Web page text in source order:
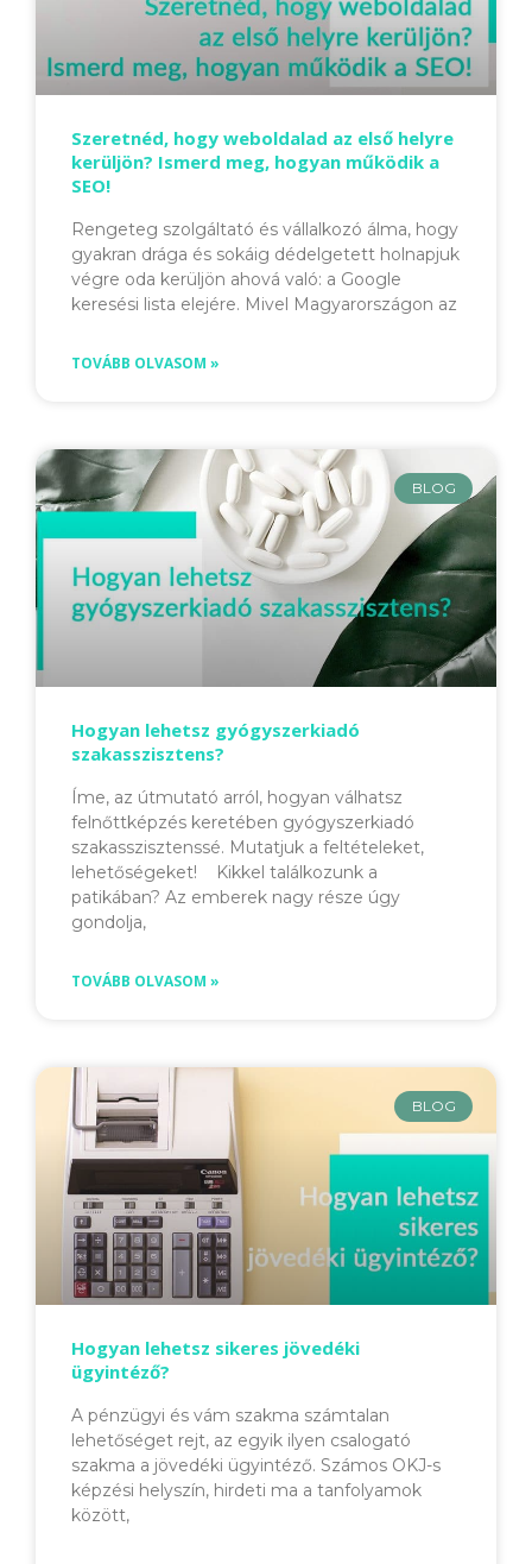
Szeretnéd, hogy weboldalad az első helyre
kerüljön? Ismerd meg, hogyan működik a
SEO!
Rengeteg szolgáltató és vállalkozó álma, hogy
gyakran drága és sokáig dédelgetett holnapjuk
végre oda kerüljön ahová való: a Google
keresési lista elejére. Mivel Magyarországon az
TOVÁBB OLVASOM »
BLOG
Hogyan lehetsz gyógyszerkiadó
szakasszisztens?
Íme, az útmutató arról, hogyan válhatsz
felnőttképzés keretében gyógyszerkiadó
szakasszisztenssé. Mutatjuk a feltételeket,
lehetőségeket! Kikkel találkozunk a
patikában? Az emberek nagy része úgy
gondolja,
TOVÁBB OLVASOM »
BLOG
Hogyan lehetsz sikeres jövedéki
ügyintéző?
A pénzügyi és vám szakma számtalan
lehetőséget rejt, az egyik ilyen csalogató
szakma a jövedéki ügyintéző. Számos OKJ-s
képzési helyszín, hirdeti ma a tanfolyamok
között,